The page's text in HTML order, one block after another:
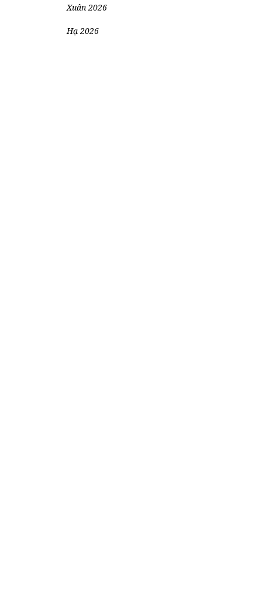
Xuân 2026
Hạ 2026